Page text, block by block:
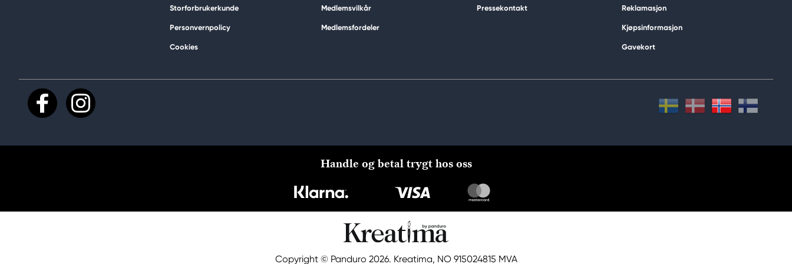
Storforbrukerkunde
Personvernpolicy
Cookies
Medlemsvilkår
Medlemsfordeler
Pressekontakt Reklamasjon
Kjøpsinformasjon
Gavekort
Handle og betal trygt hos oss
Copyright © Panduro 2026. Kreatima, NO 915024815 MVA